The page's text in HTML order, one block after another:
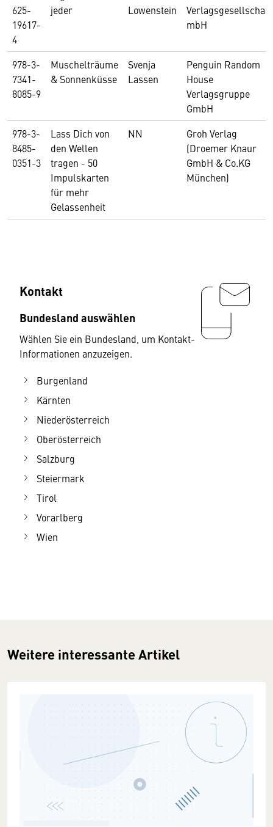
625-
19617-
4
jeder
Lowenstein
Verlagsgesellschaft
mbH
978-3-
7341-
8085-9
Muschelträume
& Sonnenküsse
Svenja
Lassen
Penguin Random
House
Verlagsgruppe
GmbH
978-3-
8485-
0351-3
Lass Dich von
den Wellen
tragen - 50
Impulskarten
für mehr
Gelassenheit
NN
Groh Verlag
(Droemer Knaur
GmbH & Co.KG
München)
Kontakt
Bundesland auswählen
Wählen Sie ein Bundesland, um Kontakt-
Informationen anzuzeigen.
Burgenland
Kärnten
Niederösterreich
Oberösterreich
Salzburg
Steiermark
Tirol
Vorarlberg
Wien
Weitere interessante Artikel